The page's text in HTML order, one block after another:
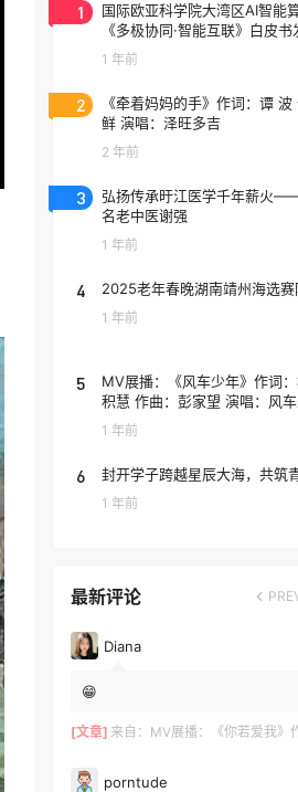
1
国际欧亚科学院大湾区AI智能
《多极协同·智能互联》白皮书
莞云计算中心举行
1 年前
2
《牵着妈妈的手》作词：谭 波 作曲：赵
鲜 演唱：泽旺多吉
2 年前
3
弘扬传承旴江医学千年薪火
名老中医谢强
1 年前
4 2025老年春晚湖南靖州海选
1 年前
5
MV展播：《风车少年》作词
积慧 作曲：彭家望 演唱：风车少年合唱
团
1 年前
6 封开学子跨越星辰大海，共筑
1 年前
最新评论
Diana
😁
[文章] 来自： MV展播：《你若爱我》作词：于术芹 作曲：高明
porntude